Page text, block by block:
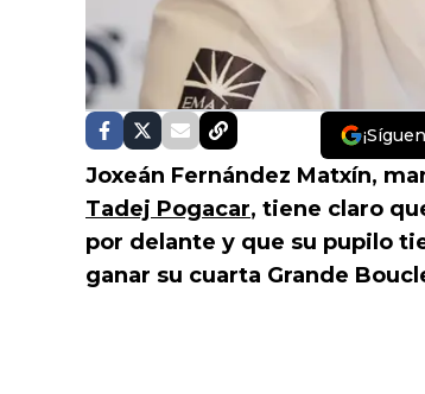
Joxeán Fernández Matxín,
Tadej Pogacar, tiene claro
por delante y que su pupilo
ganar su cuarta Grande